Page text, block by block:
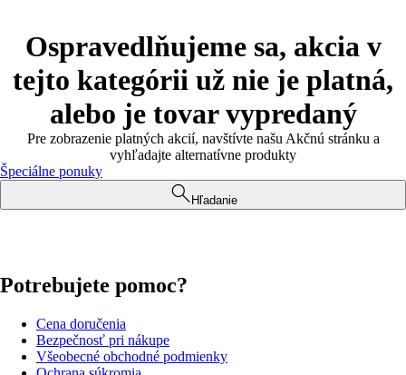
Ospravedlňujeme sa, akcia v
tejto kategórii už nie je platná,
alebo je tovar vypredaný
Pre zobrazenie platných akcií, navštívte našu Akčnú stránku a
vyhľadajte alternatívne produkty
Špeciálne ponuky
Hľadanie
Potrebujete pomoc?
Cena doručenia
Bezpečnosť pri nákupe
Všeobecné obchodné podmienky